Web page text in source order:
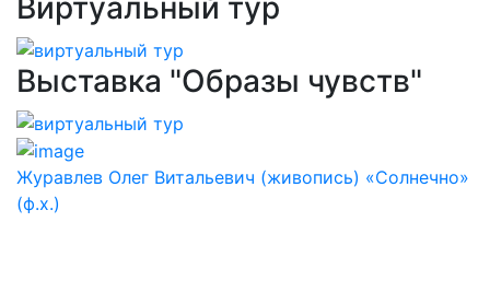
Виртуальный тур
Выставка "Образы чувств"
Журавлев Олег Витальевич (живопись) «Солнечно»
(ф.х.)